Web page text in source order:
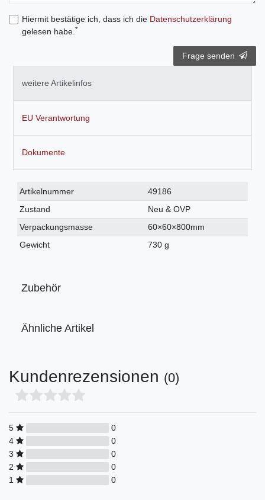
Hiermit bestätige ich, dass ich die Daten­schutz­erklärung
gelesen habe. *
Frage senden
weitere Artikelinfos
EU Verantwortung
Dokumente
Technisches
Merkmal
Wert
Artikelnummer
49186
Zustand
Neu & OVP
Verpackungsmasse
60×60×800mm
Gewicht
730 g
Zubehör
Ähnliche Artikel
Kundenrezensionen (0)
5
0
4
0
3
0
2
0
1
0